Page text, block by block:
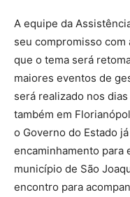
A equipe da
seu compromisso
que o tema será
maiores eventos de
será realizado nos
também em
o Governo do Estado
encaminhamento para
município de São
encontro para